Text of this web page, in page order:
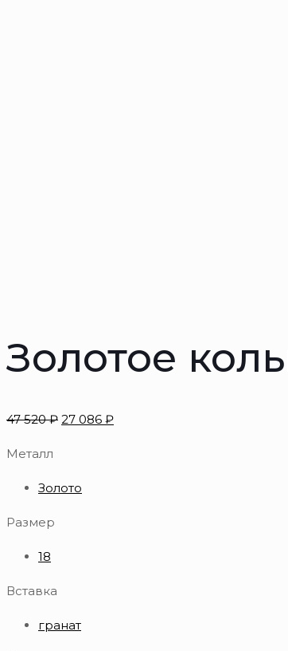
Золотое
47 520₽ 27 086 ₽
Металл
Золото
Размер
18
Вставка
гранат